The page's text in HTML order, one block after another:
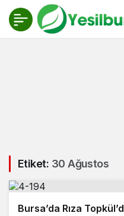
Etiket: 30 Ağustos
Bursa’da Rıza